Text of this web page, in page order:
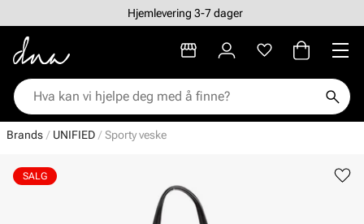
Hjemlevering 3-7 dager
Brands UNIFIED Sporty veske
SALG